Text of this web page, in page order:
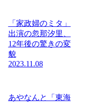
「家政婦のミタ」
出演の忽那汐里、
12年後の驚きの変
貌
2023.11.08
あやなんと「東海